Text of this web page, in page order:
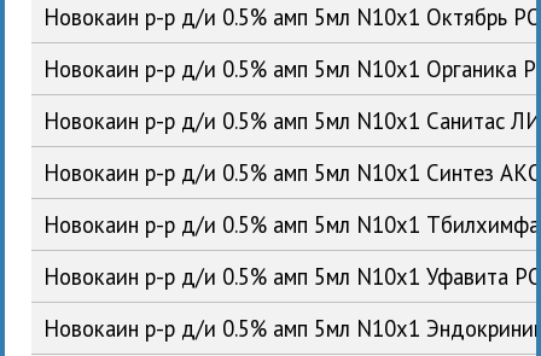
Новокаин р-р д/и 0.5% амп 5мл N10x1 Октябрь
Новокаин р-р д/и 0.5% амп 5мл N10x1 Органика
Новокаин р-р д/и 0.5% амп 5мл N10x1 Санитас
Новокаин р-р д/и 0.5% амп 5мл N10x1 Синтез
Новокаин р-р д/и 0.5% амп 5мл N10x1
Новокаин р-р д/и 0.5% амп 5мл N10x1 Уфавита
Новокаин р-р д/и 0.5% амп 5мл N10x1